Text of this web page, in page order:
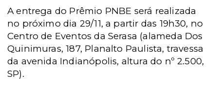
A entrega do Prêmio PNBE será realizada
no próximo dia 29/11, a partir das 19h30, no
Centro de Eventos da Serasa (alameda Dos
Quinimuras, 187, Planalto Paulista, travessa
da avenida Indianópolis, altura do nº 2.500,
SP).